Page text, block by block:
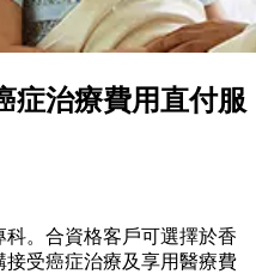
症治療費用直付服
。合資格客戶可選擇於香
受癌症治療及享用醫療費